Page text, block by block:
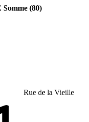
(80)
Rue de la Vieille